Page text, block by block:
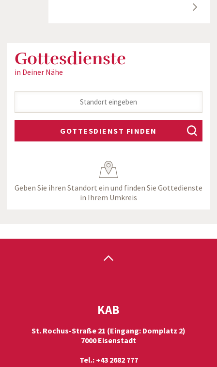
Gottesdienste
in Deiner Nähe
GOTTESDIENST FINDEN
Geben Sie ihren Standort ein und finden Sie Gottedienste
in Ihrem Umkreis
KAB
St. Rochus-Straße 21 (Eingang: Domplatz 2)
7000 Eisenstadt
Tel.: +43 2682 777